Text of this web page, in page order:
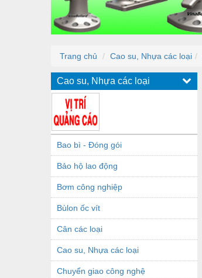
Trang chủ Cao su, Nhựa các loại
Cao su, Nhựa các loại
Bao bì - Đóng gói
Bảo hộ lao động
Bơm công nghiệp
Bùlon ốc vít
Cân các loại
Cao su, Nhựa các loại
Chuyển giao công nghệ